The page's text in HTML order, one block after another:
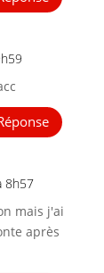
8h57
mais j'ai
après